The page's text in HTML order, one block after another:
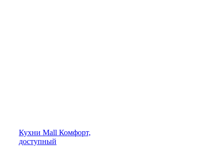
Кухни Mall Комфорт,
доступный